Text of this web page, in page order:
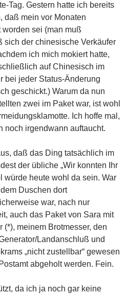
Tag. Gestern hatte ich bereits
daß mein vor Monaten
sei (man muß
sich der chinesische Verkäufer
ich mich mokiert hatte,
auf Chinesisch im
bei jeder Status-Änderung
geschickt.) Warum da nun
zwei im Paket war, ist wohl
Ich hoffe mal,
noch irgendwann auftaucht.
daß das Ding tatsächlich im
der übliche „Wir konnten Ihr
würde heute wohl da sein. War
Duschen dort
war, nach nur
auch das Paket von Sara mit
meinem Brotmesser, den
Landanschluß und
„nicht zustellbar“ gewesen
abgeholt werden. Fein.
da ich ja noch gar keine